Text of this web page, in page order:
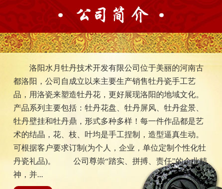
洛阳水月牡丹技术开发有限公司位于美丽的河南古
都洛阳，公司自成立以来主要生产销售牡丹瓷手工艺
品，用洛瓷来塑造牡丹花，更好展现洛阳的地域文化。
产品系列主要包括：牡丹花盘、牡丹屏风、牡丹盆景、
牡丹壁挂和牡丹鼎，形式多种多样！每一件作品都是艺
术的结晶，花、枝、叶均是手工捏制，造型逼真生动。
可根据客户要求订制(为个人，企业，单位定制个性化牡
丹瓷礼品)。 公司尊崇“踏实、拼搏、责任”的企业精
神，并...